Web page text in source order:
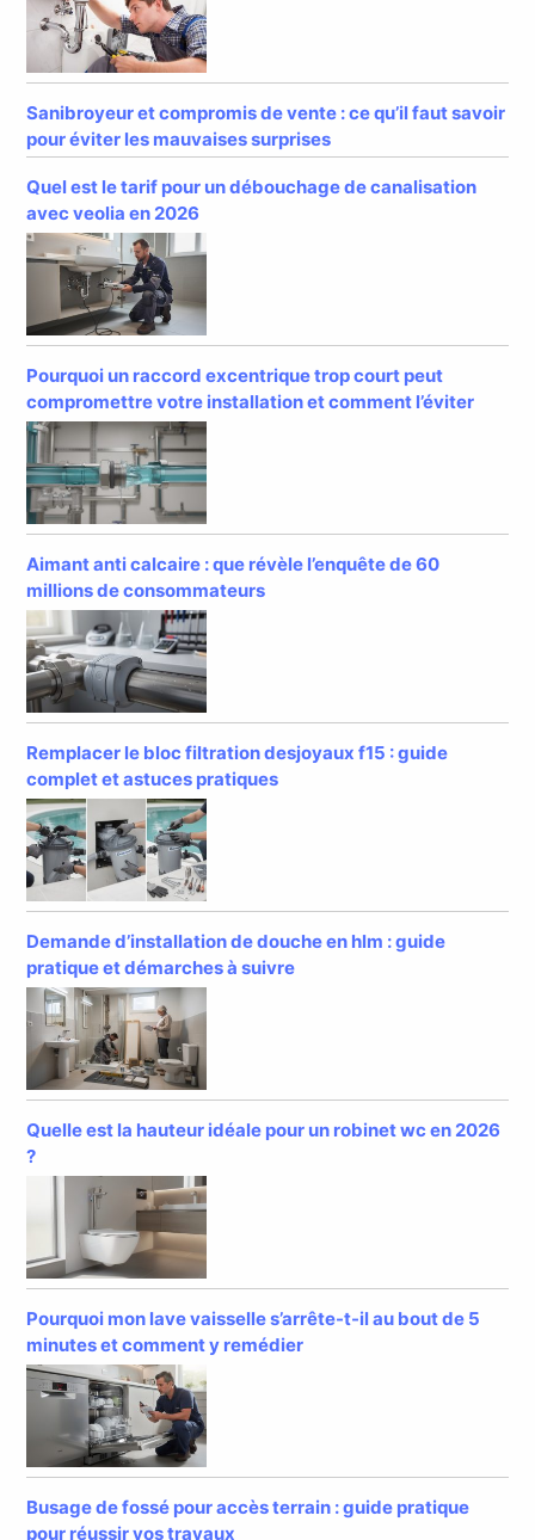
Sanibroyeur et compromis de vente : ce qu’il faut savoir
pour éviter les mauvaises surprises
Quel est le tarif pour un débouchage de canalisation
avec veolia en 2026
Pourquoi un raccord excentrique trop court peut
compromettre votre installation et comment l’éviter
Aimant anti calcaire : que révèle l’enquête de 60
millions de consommateurs
Remplacer le bloc filtration desjoyaux f15 : guide
complet et astuces pratiques
Demande d’installation de douche en hlm : guide
pratique et démarches à suivre
Quelle est la hauteur idéale pour un robinet wc en 2026
?
Pourquoi mon lave vaisselle s’arrête-t-il au bout de 5
minutes et comment y remédier
Busage de fossé pour accès terrain : guide pratique
pour réussir vos travaux